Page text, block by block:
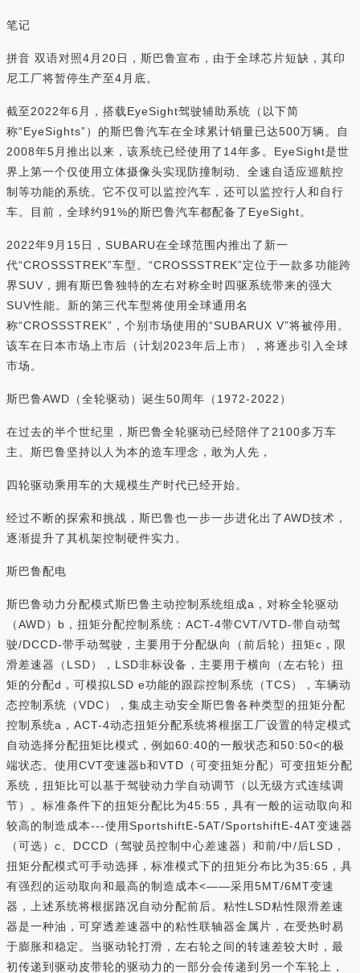
笔记
拼音 双语对照4月20日，斯巴鲁宣布，由于全球芯片短缺，其印
尼工厂将暂停生产至4月底。
截至2022年6月，搭载EyeSight驾驶辅助系统（以下简
称“EyeSights”）的斯巴鲁汽车在全球累计销量已达500万辆。自
2008年5月推出以来，该系统已经使用了14年多。EyeSight是世
界上第一个仅使用立体摄像头实现防撞制动、全速自适应巡航控
制等功能的系统。它不仅可以监控汽车，还可以监控行人和自行
车。目前，全球约91%的斯巴鲁汽车都配备了EyeSight。
2022年9月15日，SUBARU在全球范围内推出了新一
代“CROSSSTREK”车型。“CROSSSTREK”定位于一款多功能跨
界SUV，拥有斯巴鲁独特的左右对称全时四驱系统带来的强大
SUV性能。新的第三代车型将使用全球通用名
称“CROSSSTREK”，个别市场使用的“SUBARUX V”将被停用。
该车在日本市场上市后（计划2023年后上市），将逐步引入全球
市场。
斯巴鲁AWD（全轮驱动）诞生50周年（1972-2022）
在过去的半个世纪里，斯巴鲁全轮驱动已经陪伴了2100多万车
主。斯巴鲁坚持以人为本的造车理念，敢为人先，
四轮驱动乘用车的大规模生产时代已经开始。
经过不断的探索和挑战，斯巴鲁也一步一步进化出了AWD技术，
逐渐提升了其机架控制硬件实力。
斯巴鲁配电
斯巴鲁动力分配模式斯巴鲁主动控制系统组成a，对称全轮驱动
（AWD）b，扭矩分配控制系统：ACT-4带CVT/VTD-带自动驾
驶/DCCD-带手动驾驶，主要用于分配纵向（前后轮）扭矩c，限
滑差速器（LSD），LSD非标设备，主要用于横向（左右轮）扭
矩的分配d，可模拟LSD e功能的跟踪控制系统（TCS），车辆动
态控制系统（VDC），集成主动安全斯巴鲁各种类型的扭矩分配
控制系统a，ACT-4动态扭矩分配系统将根据工厂设置的特定模式
自动选择分配扭矩比模式，例如60:40的一般状态和50:50<的极
端状态。使用CVT变速器b和VTD（可变扭矩分配）可变扭矩分配
系统，扭矩比可以基于驾驶动力学自动调节（以无级方式连续调
节）。标准条件下的扭矩分配比为45:55，具有一般的运动取向和
较高的制造成本---使用SportshiftE-5AT/SportshiftE-4AT变速器
（可选）c、DCCD（驾驶员控制中心差速器）和前/中/后LSD，
扭矩分配模式可手动选择，标准模式下的扭矩分布比为35:65，具
有强烈的运动取向和最高的制造成本<——采用5MT/6MT变速
器，上述系统将根据路况自动分配前后。粘性LSD粘性限滑差速
器是一种油，可穿透差速器中的粘性联轴器金属片，在受热时易
于膨胀和稳定。当驱动轮打滑，左右轮之间的转速差较大时，最
初传递到驱动皮带轮的驱动力的一部分会传递到另一个车轮上，